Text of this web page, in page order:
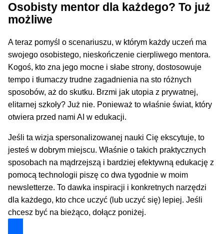
Osobisty mentor dla każdego? To już
możliwe
A teraz pomyśl o scenariuszu, w którym każdy uczeń ma
swojego osobistego, nieskończenie cierpliwego mentora.
Kogoś, kto zna jego mocne i słabe strony, dostosowuje
tempo i tłumaczy trudne zagadnienia na sto różnych
sposobów, aż do skutku. Brzmi jak utopia z prywatnej,
elitarnej szkoły? Już nie. Ponieważ to właśnie świat, który
otwiera przed nami AI w edukacji.
Jeśli ta wizja spersonalizowanej nauki Cię ekscytuje, to
jesteś w dobrym miejscu. Właśnie o takich praktycznych
sposobach na mądrzejszą i bardziej efektywną edukację z
pomocą technologii piszę co dwa tygodnie w moim
newsletterze. To dawka inspiracji i konkretnych narzędzi
dla każdego, kto chce uczyć (lub uczyć się) lepiej. Jeśli
chcesz być na bieżąco, dołącz poniżej.